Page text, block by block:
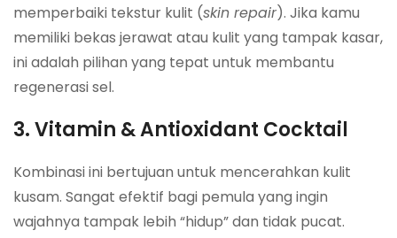
memperbaiki tekstur kulit (skin repair). Jika kamu
memiliki bekas jerawat atau kulit yang tampak kasar,
ini adalah pilihan yang tepat untuk membantu
regenerasi sel.
3. Vitamin & Antioxidant Cocktail
Kombinasi ini bertujuan untuk mencerahkan kulit
kusam. Sangat efektif bagi pemula yang ingin
wajahnya tampak lebih “hidup” dan tidak pucat.